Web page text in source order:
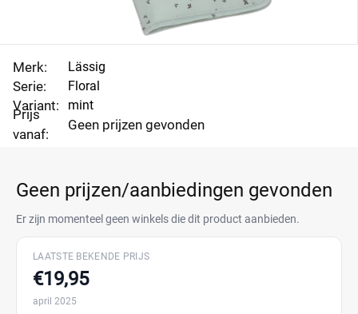
Merk:
Serie:
Variant:
Prijs
vanaf:
Lässig
Floral
mint
Geen prijzen gevonden
Geen prijzen/aanbiedingen gevonden
Er zijn momenteel geen winkels die dit product aanbieden.
LAATSTE BEKENDE PRIJS
€19,95
april 2025